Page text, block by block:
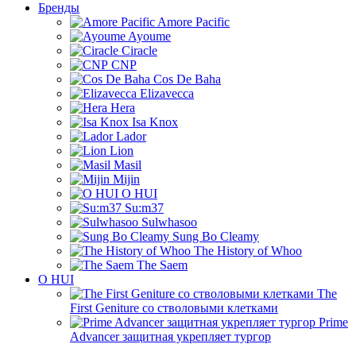
Бренды
Amore Pacific
Ayoume
Ciracle
CNP
Cos De Baha
Elizavecca
Hera
Isa Knox
Lador
Lion
Masil
Mijin
O HUI
Su:m37
Sulwhasoo
Sung Bo Cleamy
The History of Whoo
The Saem
O HUI
The
First Geniture со стволовыми клетками
Prime
Advancer защитная укрепляет тургор